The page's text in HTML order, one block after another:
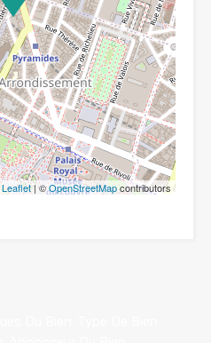
Leaflet| ©OpenStreetMapcontributors